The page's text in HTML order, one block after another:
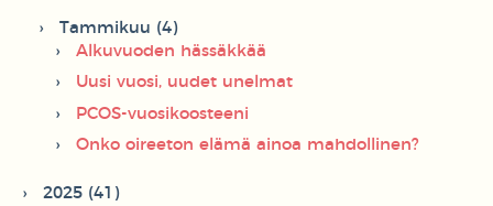
Tammikuu (4)
Alkuvuoden hässäkkää
Uusi vuosi, uudet unelmat
PCOS-vuosikoosteeni
Onko oireeton elämä ainoa mahdollinen?
2025 (41)